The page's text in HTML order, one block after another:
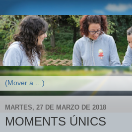
MARTES, 27 DE MARZO DE 2018
MOMENTS ÚNICS